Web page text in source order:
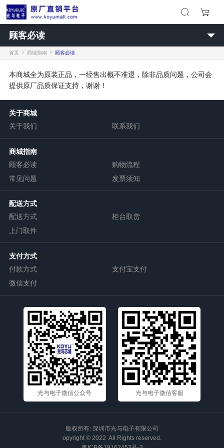
顾客必读
首页 商城指南 顾客必读
本商城全为原装正品，一经售出概不准退，除非品质问题，公司会
提供原厂品质保证支持，谢谢！
关于商城
关于我们
联系我们
商城指南
顾客必读
购物流程
常见问题
发票须知
配送方式
配送方式
柜台取货
上门取件
支付方式
付款方式
支付宝支付
微信支付
光与电子微信公众号 光与电子微信客服
版权所有: 深圳市光与电子有限公司
opyright © 2022 All Rights reserved.